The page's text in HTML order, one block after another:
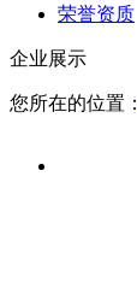
荣誉资质
企业展示
您所在的位置：